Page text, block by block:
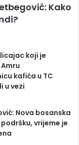
Kako
koji je
kafića u TC
u vezi
Nova bosanska
vrijeme je